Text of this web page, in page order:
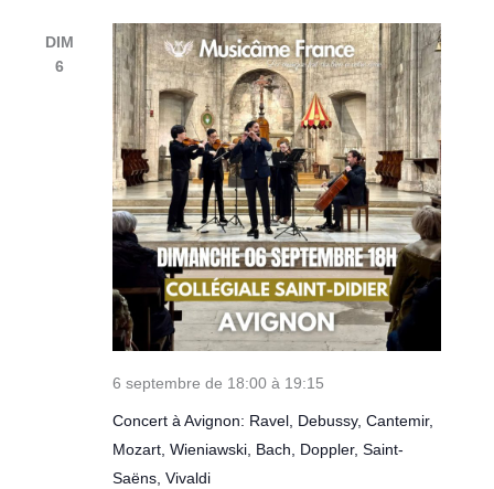
DIM
6
Concert à Avignon: Ravel, Debussy, Cantemir,
Mozart, Wieniawski, Bach, Doppler, Saint-
Saëns, Vivaldi
6 septembre de 18:00 à 19:15